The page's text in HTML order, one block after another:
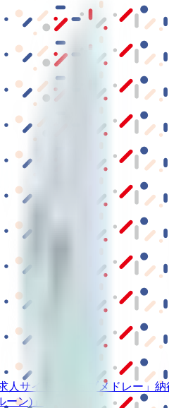
人サイト 「ジョブメドレー」 納
ーン)」